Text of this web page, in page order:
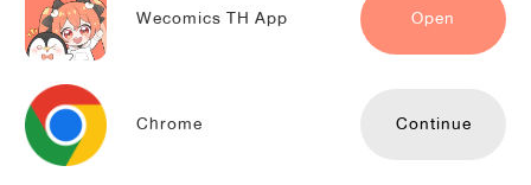
Wecomics TH App Open
Chrome Continue
The Foul โกงเกมรัก